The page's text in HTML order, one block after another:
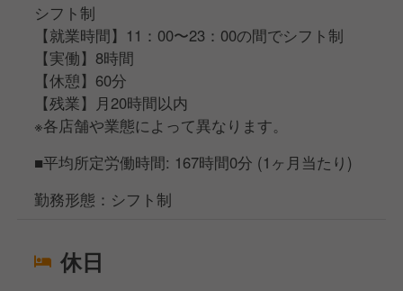
シフト制
【就業時間】11：00〜23：00の間でシフト制
【実働】8時間
【休憩】60分
【残業】月20時間以内
※各店舗や業態によって異なります。
■平均所定労働時間: 167時間0分 (1ヶ月当たり)
勤務形態：シフト制
休日